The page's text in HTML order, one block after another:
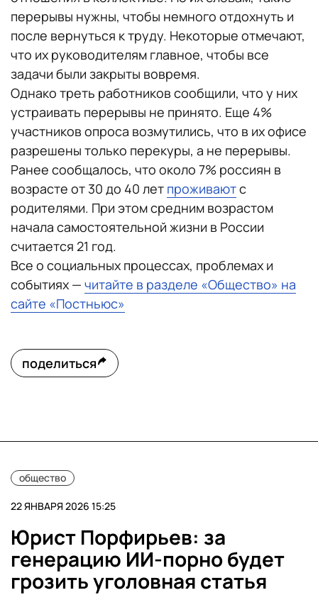
перерывы нужны, чтобы немного отдохнуть и
после вернуться к труду. Некоторые отмечают,
что их руководителям главное, чтобы все
задачи были закрыты вовремя.
Однако треть работников сообщили, что у них
устраивать перерывы не принято. Еще 4%
участников опроса возмутились, что в их офисе
разрешены только перекуры, а не перерывы.
Ранее сообщалось, что около 7% россиян в
возрасте от 30 до 40 лет проживаютс
родителями. При этом средним возрастом
начала самостоятельной жизни в России
считается 21 год.
Все о социальных процессах, проблемах и
событиях — читайте в разделе «Общество» на
сайте «Постньюс»
поделиться
общество
22 ЯНВАРЯ 2026 15:25
Юрист Порфирьев: за
генерацию ИИ-порно будет
грозить уголовная статья